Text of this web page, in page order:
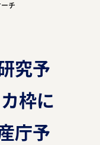
きる
チ
究予
枠に
庁予